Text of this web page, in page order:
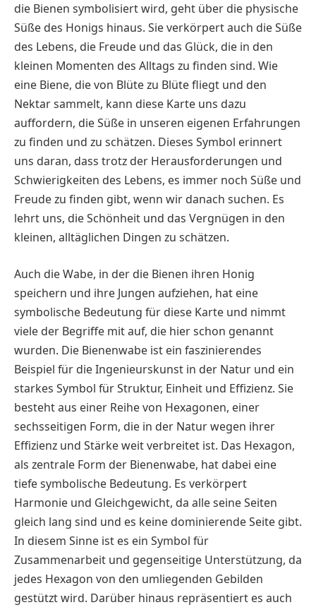
die Bienen symbolisiert wird, geht über die physische
Süße des Honigs hinaus. Sie verkörpert auch die Süße
des Lebens, die Freude und das Glück, die in den
kleinen Momenten des Alltags zu finden sind. Wie
eine Biene, die von Blüte zu Blüte fliegt und den
Nektar sammelt, kann diese Karte uns dazu
auffordern, die Süße in unseren eigenen Erfahrungen
zu finden und zu schätzen. Dieses Symbol erinnert
uns daran, dass trotz der Herausforderungen und
Schwierigkeiten des Lebens, es immer noch Süße und
Freude zu finden gibt, wenn wir danach suchen. Es
lehrt uns, die Schönheit und das Vergnügen in den
kleinen, alltäglichen Dingen zu schätzen.
Auch die Wabe, in der die Bienen ihren Honig
speichern und ihre Jungen aufziehen, hat eine
symbolische Bedeutung für diese Karte und nimmt
viele der Begriffe mit auf, die hier schon genannt
wurden. Die Bienenwabe ist ein faszinierendes
Beispiel für die Ingenieurskunst in der Natur und ein
starkes Symbol für Struktur, Einheit und Effizienz. Sie
besteht aus einer Reihe von Hexagonen, einer
sechsseitigen Form, die in der Natur wegen ihrer
Effizienz und Stärke weit verbreitet ist. Das Hexagon,
als zentrale Form der Bienenwabe, hat dabei eine
tiefe symbolische Bedeutung. Es verkörpert
Harmonie und Gleichgewicht, da alle seine Seiten
gleich lang sind und es keine dominierende Seite gibt.
In diesem Sinne ist es ein Symbol für
Zusammenarbeit und gegenseitige Unterstützung, da
jedes Hexagon von den umliegenden Gebilden
gestützt wird. Darüber hinaus repräsentiert es auch